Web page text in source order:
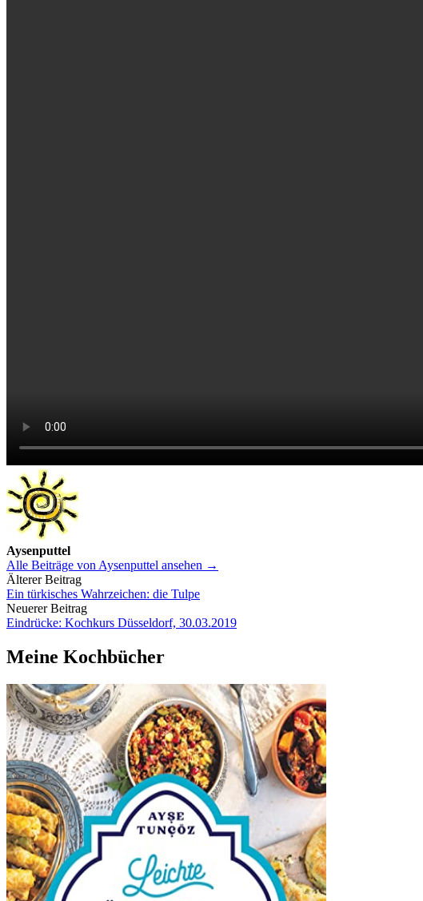
Aysenputtel
Alle Beiträge von Aysenputtel ansehen →
Beitrags-
Navigation
Älterer Beitrag
Ein türkisches Wahrzeichen: die Tulpe
Neuerer Beitrag
Eindrücke: Kochkurs Düsseldorf, 30.03.2019
Meine Kochbücher